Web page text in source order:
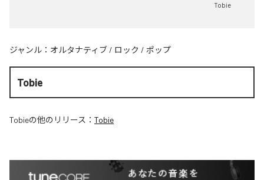
Tobie
ジャンル： オルタナティブ / ロック / ポップ
Tobie
Tobieの他のリリース： Tobie